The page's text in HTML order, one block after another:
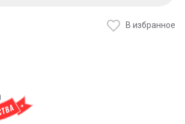
В избранное